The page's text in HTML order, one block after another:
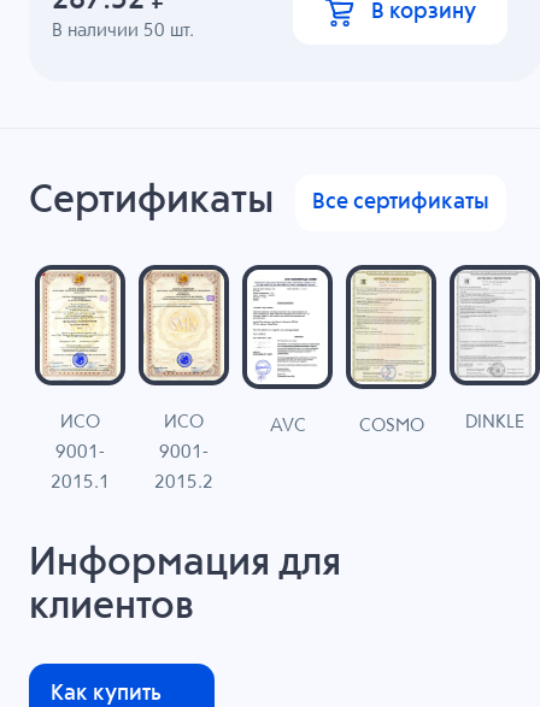
В наличии 50 шт.
В корзину
Сертификаты Все сертификаты
ИСО
9001-
2015.1
ИСО
9001-
2015.2
AVC COSMO DINKLE
Информация для
клиентов
Как купить